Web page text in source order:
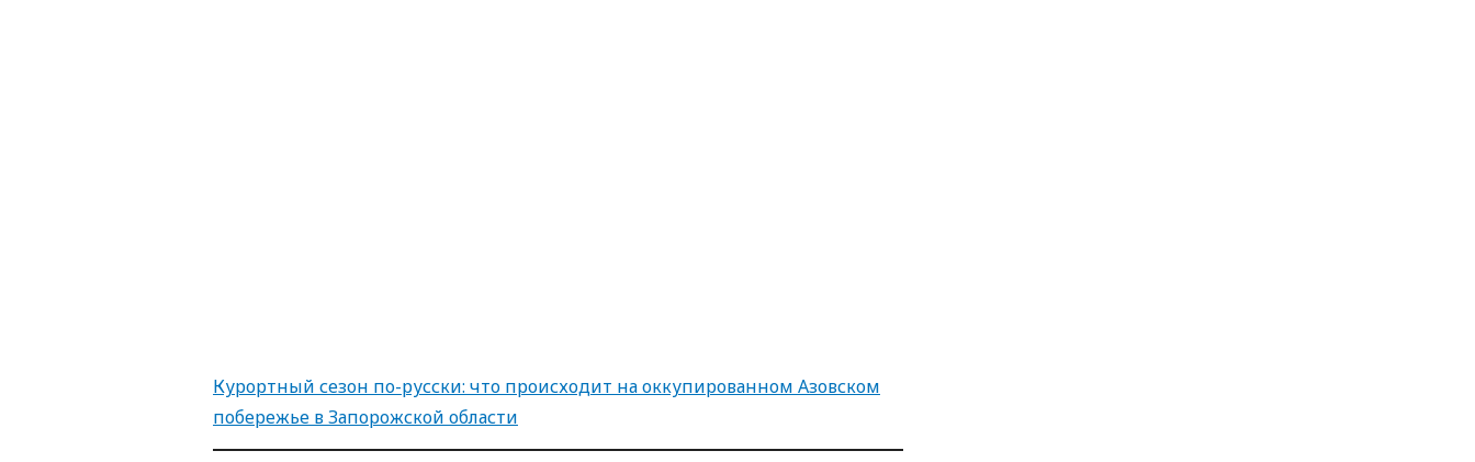
Курортный сезон по-русски: что происходит на оккупированном Азовском
побережье в Запорожской области